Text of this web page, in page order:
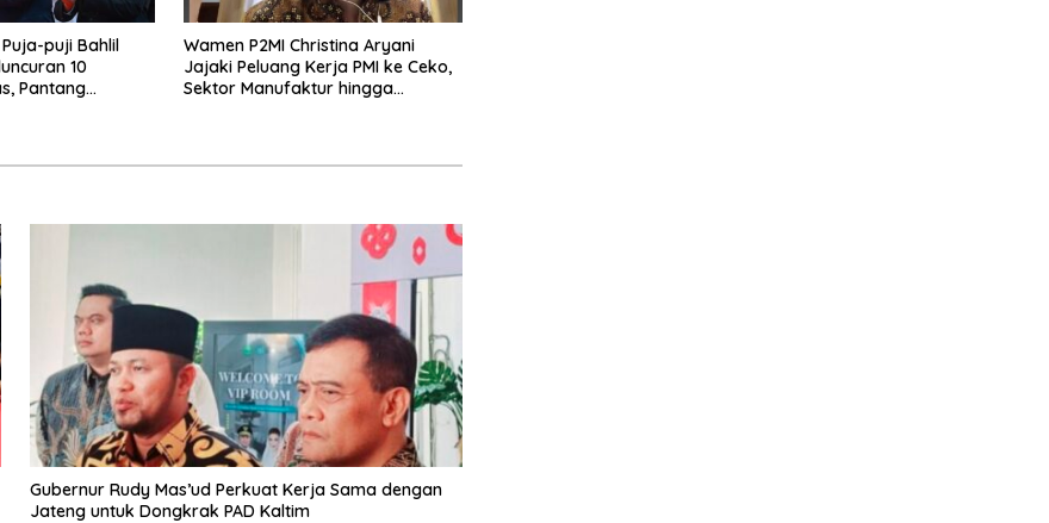
puji Bahlil
10
Pantang
Wamen P2MI Christina Aryani
Jajaki Peluang Kerja PMI ke Ceko,
Sektor Manufaktur hingga
Gubernur Rudy Mas’ud Perkuat Kerja Sama dengan
Jateng untuk Dongkrak PAD Kaltim